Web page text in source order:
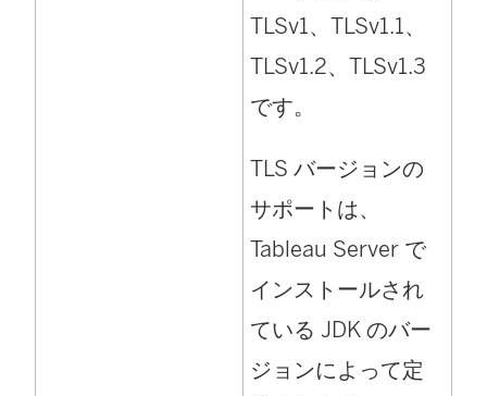
TLSv1、TLSv1.1、
TLSv1.2、TLSv1.3
です。
TLS バージョンの
サポートは、
Tableau Server で
インストールされ
ている JDK のバー
ジョンによって定